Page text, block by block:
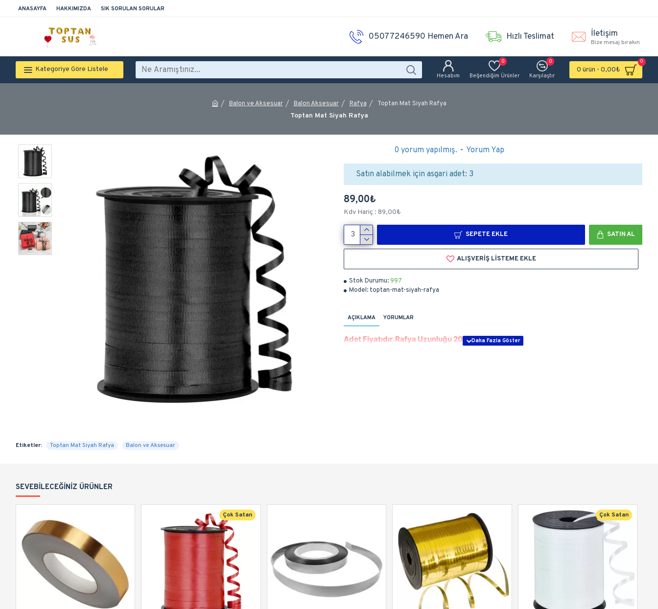
ANASAYFA HAKKIMIZDA SIK SORULAN SORULAR
05077246590 Hemen Ara Hızlı Teslimat İletişim
Bize mesaj bırakın
Kategoriye Göre Listele
Hesabım Beğendiğim Ürünler
0
Karşılaştır
0
0 ürün - 0,00₺
0
Balon ve Aksesuar Balon Aksesuar Rafya Toptan Mat Siyah Rafya
Toptan Mat Siyah Rafya
Stok Durumu: 997
Model: toptan-mat-siyah-rafya
0 yorum yapılmış. - Yorum Yap
89,00₺
Kdv Hariç : 89,00₺
SEPETE EKLE SATIN AL
ALIŞVERIŞ LISTEME EKLE
Satın alabilmek için asgari adet: 3
AÇIKLAMA YORUMLAR
Adet Fiyatıdır. Rafya Uzunluğu 200 mt
Etiketler: Toptan Mat Siyah Rafya Balon ve Aksesuar
SEVEBILECEĞINIZ ÜRÜNLER
Çok Satan Çok Satan